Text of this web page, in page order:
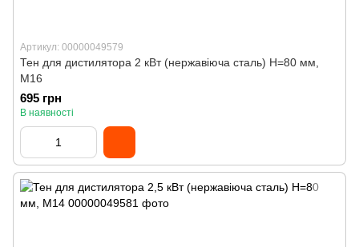
Артикул: 00000049579
Тен для дистилятора 2 кВт (нержавіюча сталь) H=80 мм,
M16
695 грн
В наявності